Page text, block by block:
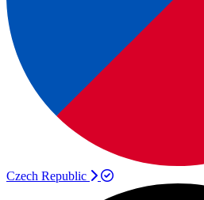
Czech Republic